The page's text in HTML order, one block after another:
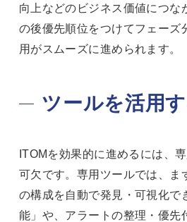
向上などのビジネス価値につな
の後優先順位をつけてフェーズ
用がスムーズに進められます。
ツールを活用
ITOMを効果的に進めるには、
可欠です。専用ツールでは、ま
の構成を自動で発見・可視化で
能」や、アラートの整理・優先